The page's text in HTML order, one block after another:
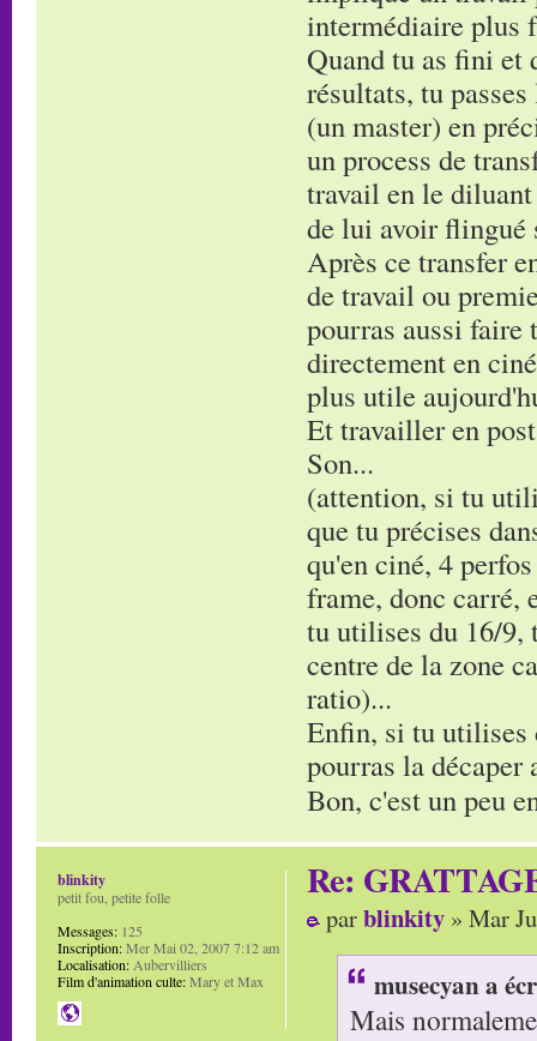
intermédiaire plus
Quand tu as fini et
résultats, tu
(un master) en
un process de
travail en le
de lui avoir flingué
Après ce transfer
de travail ou
pourras aussi
directement en
plus utile
Et travailler en
Son...
(attention, si tu
que tu précises
qu'en ciné, 4
frame, donc carré,
tu utilises du 16/9,
centre de la zone
ratio)...
Enfin, si tu utilises
pourras la décaper
Bon, c'est un peu
Re:
parblinkity » Mar
musecyan a
Mais
blinkity
petit fou, petite folle
Messages: 125
Inscription:Mer Mai 02, 2007 7:12 am
Localisation: Aubervilliers
Film d'animation culte:Mary et Max